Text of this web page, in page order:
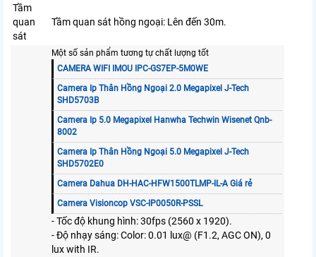
Tầm
quan
sát
Tầm quan sát hồng ngoại: Lên đến 30m.
Một số sản phẩm tương tự chất lượng tốt
CAMERA WIFI IMOU IPC-GS7EP-5M0WE
Camera Ip Thân Hồng Ngoại 2.0 Megapixel J-Tech
SHD5703B
Camera Ip 5.0 Megapixel Hanwha Techwin Wisenet Qnb-
8002
Camera Ip Thân Hồng Ngoại 5.0 Megapixel J-Tech
SHD5702E0
Camera Dahua DH-HAC-HFW1500TLMP-IL-A Giá rẻ
Camera Visioncop VSC-IP0050R-PSSL
- Tốc độ khung hình: 30fps (2560 x 1920).
- Độ nhạy sáng: Color: 0.01 lux@ (F1.2, AGC ON), 0
lux with IR.